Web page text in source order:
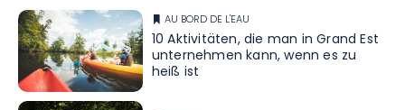
AU BORD DE L'EAU
10 Aktivitäten, die man in Grand Est
unternehmen kann, wenn es zu
heiß ist